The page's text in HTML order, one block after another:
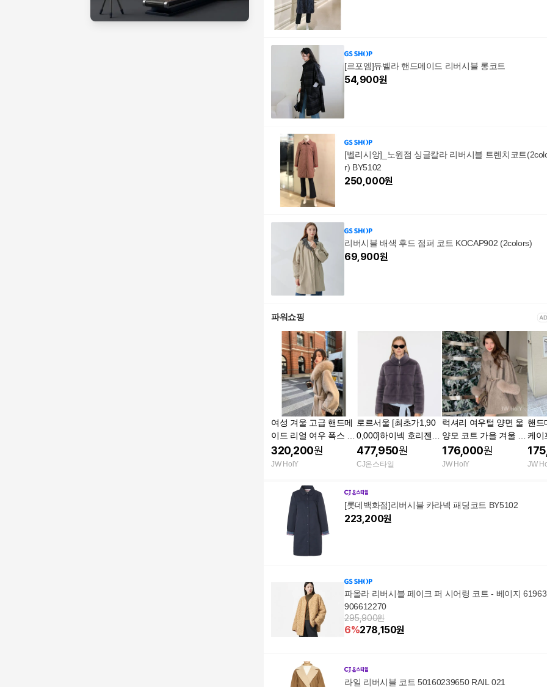
[르포엠]듀벨라 핸드메이드 리버시블 롱코트
54,900원
[벨리시앙]_노원점 싱글칼라 리버시블 트렌치코트
r) BY5102
250,000원
리버시블 배색 후드 점퍼 코트 KOCAP902 (2colors)
69,900원
파워쇼핑
여성 겨울 고급 핸드메
이드 리얼 여우 폭스 모
피 퍼 후드 양면 캐시미
어 울 무릎 미디 코트
320,200원
JW HolY
로르서울 [최초가1,90
0,000]하이넥 호리젠탈
휘메일 리버시블 밍크
코트_SOJK250102
477,950원
CJ온스타일
럭셔리 여우털 양면 울
양모 코트 가을 겨울 벨
트포함 여성 b2
176,000원
JW HolY
핸드
케이
트
b2
JW
[롯데백화점]리버시블 카라넥 패딩코트 BY5102
223,200원
파올라 리버시블 페이크 퍼 시어링 코트 - 베이지 61963
906612270
295,900원
6%278,150원
라일 리버시블 코트 50160239650 RAIL 021